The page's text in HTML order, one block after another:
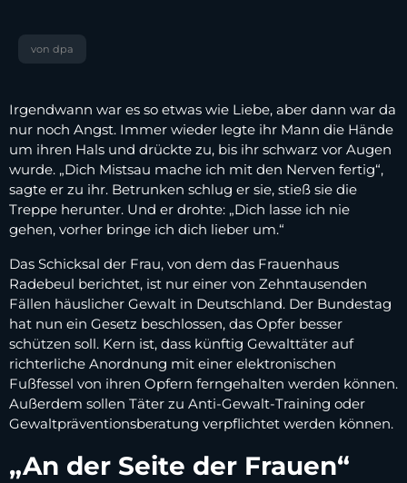
von dpa
Irgendwann war es so etwas wie Liebe, aber dann war da
nur noch Angst. Immer wieder legte ihr Mann die Hände
um ihren Hals und drückte zu, bis ihr schwarz vor Augen
wurde. „Dich Mistsau mache ich mit den Nerven fertig“,
sagte er zu ihr. Betrunken schlug er sie, stieß sie die
Treppe herunter. Und er drohte: „Dich lasse ich nie
gehen, vorher bringe ich dich lieber um.“
Das Schicksal der Frau, von dem das Frauenhaus
Radebeul berichtet, ist nur einer von Zehntausenden
Fällen häuslicher Gewalt in Deutschland. Der Bundestag
hat nun ein Gesetz beschlossen, das Opfer besser
schützen soll. Kern ist, dass künftig Gewalttäter auf
richterliche Anordnung mit einer elektronischen
Fußfessel von ihren Opfern ferngehalten werden können.
Außerdem sollen Täter zu Anti-Gewalt-Training oder
Gewaltpräventionsberatung verpflichtet werden können.
„An der Seite der Frauen“